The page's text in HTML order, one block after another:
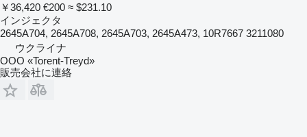
￥36,420 €200 ≈ $231.10
インジェクタ
2645A704, 2645A708, 2645A703, 2645A473, 10R7667 3211080
ウクライナ
OOO «Torent-Treyd»
販売会社に連絡